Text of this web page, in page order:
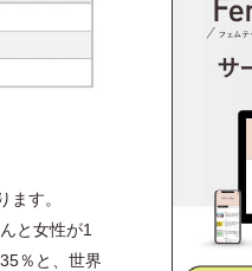
す。
と女性が1
％と、世界